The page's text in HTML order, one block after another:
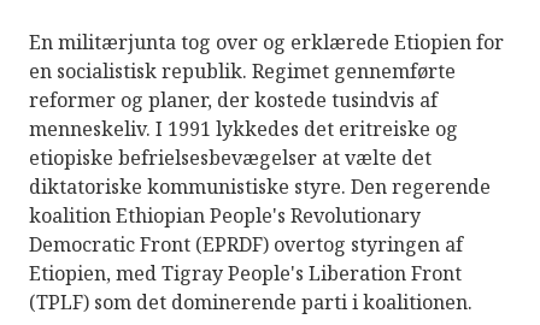
En militærjunta tog over og erklærede Etiopien for
en socialistisk republik. Regimet gennemførte
reformer og planer, der kostede tusindvis af
menneskeliv. I 1991 lykkedes det eritreiske og
etiopiske befrielsesbevægelser at vælte det
diktatoriske kommunistiske styre. Den regerende
koalition Ethiopian People's Revolutionary
Democratic Front (EPRDF) overtog styringen af ​​
Etiopien, med Tigray People's Liberation Front
(TPLF) som det dominerende parti i koalitionen.